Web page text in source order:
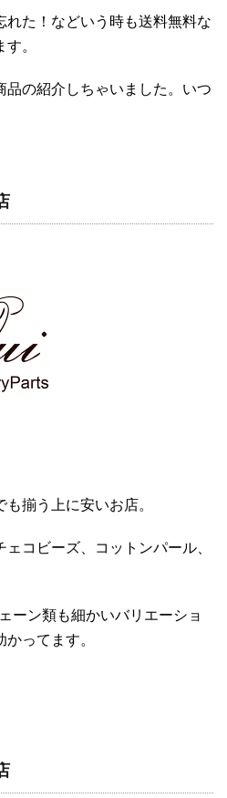
れた！などいう時も送料無料な
。
品の紹介しちゃいました。いつ
揃う上に安いお店。
コビーズ、コットンパール、
ーン類も細かいバリエーショ
ってます。